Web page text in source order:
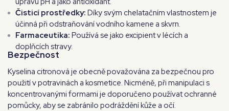
Čisticí prostředky: Díky svým chelatačním vlastnostem je
účinná při odstraňování vodního kamene a skvrn.
Farmaceutika: Používá se jako excipient v lécích a
doplňcích stravy.
Bezpečnost
Kyselina citronová je obecně považována za bezpečnou pro
použití v potravinách a kosmetice. Nicméně, při manipulaci s
koncentrovanými formami je doporučeno používat ochranné
pomůcky, aby se zabránilo podráždění kůže a očí.